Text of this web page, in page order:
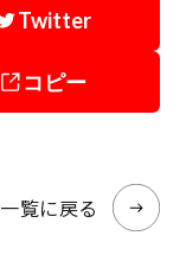
Twitter
コピー
一覧に戻る